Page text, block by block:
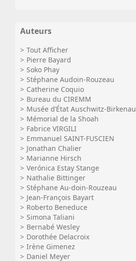
Auteurs
Tout Afficher
Pierre Bayard
Soko Phay
Stéphane Audoin-Rouzeau
Catherine Coquio
Bureau du CIREMM
Musée d’État Auschwitz-Birkenau
Mémorial de la Shoah
Fabrice VIRGILI
Emmanuel SAINT-FUSCIEN
Jonathan Chalier
Marianne Hirsch
Verónica Estay Stange
Nathalie Bittinger
Stéphane Au-doin-Rouzeau
Jean-François Bayart
Roberto Beneduce
Simona Taliani
Bernabé Wesley
Dorothée Delacroix
Irène Gimenez
Daniel Meyer